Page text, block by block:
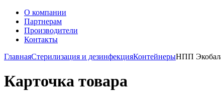
О компании
Партнерам
Производители
Контакты
ГлавнаяСтерилизация и дезинфекцияКонтейнерыНПП
Карточка товара